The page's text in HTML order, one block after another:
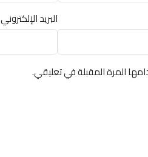
البريد الإلكتروني
المرة المقبلة في تعليقي.